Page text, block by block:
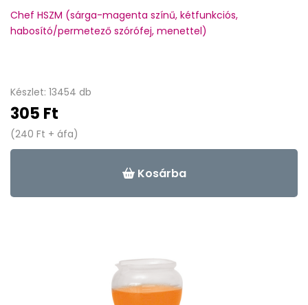
Chef HSZM (sárga-magenta színű, kétfunkciós,
habosító/permetező szórófej, menettel)
Készlet: 13454 db
305 Ft
(240 Ft + áfa)
Kosárba